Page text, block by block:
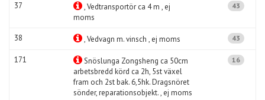
37
, Vedtransportör ca 4 m , ej
moms
43
38 , Vedvagn m. vinsch , ej moms 43
171
Snöslunga Zongsheng ca 50cm
arbetsbredd körd ca 2h, 5st växel
fram och 2st bak. 6,5hk. Dragsnöret
sönder, reparationsobjekt. , ej moms
16